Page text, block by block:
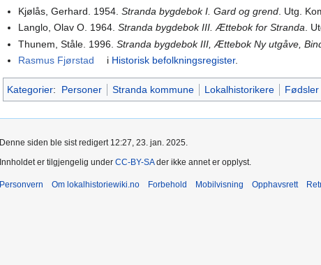
Kjølås, Gerhard. 1954.Stranda bygdebok I. Gard og grend . Utg.
Langlo, Olav O. 1964.Stranda bygdebok III. Ættebok for Stranda .
Thunem, Ståle. 1996.Stranda bygdebok III, Ættebok Ny utgåve,
Rasmus Fjørstad
i Historisk befolkningsregister.
Kategorier: Personer Stranda kommune Lokalhistorikere Fødsler
Denne siden ble sist redigert 12:27, 23. jan. 2025.
Innholdet er tilgjengelig under CC-BY-SAder ikke annet er opplyst.
Personvern Om lokalhistoriewiki.no Forbehold Mobilvisning Opphavsrett